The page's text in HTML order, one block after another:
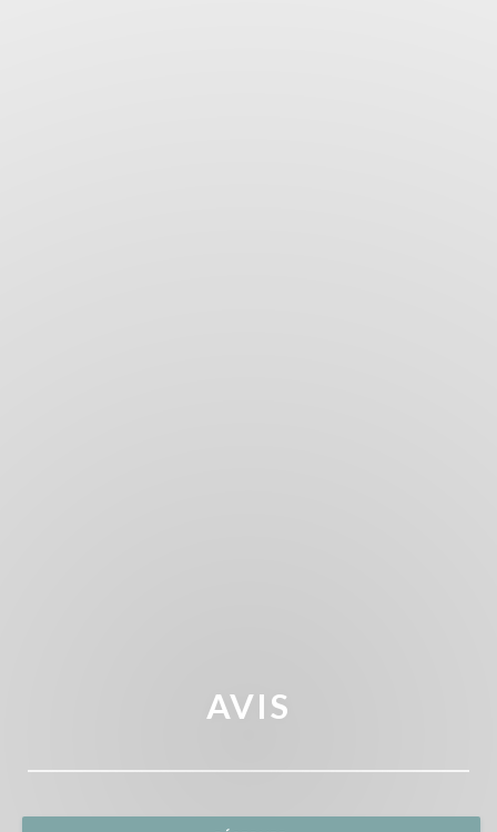
AVIS